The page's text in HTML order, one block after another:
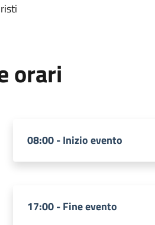
orari
08:00 - Inizio evento
17:00 - Fine evento